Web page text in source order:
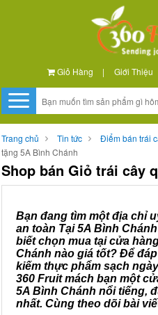
Giỏ Hàng | Giới Thiệu
Trang chủ Tin tức Điểm bán trái
tặng 5A Bình Chánh
Shop bán Giỏ trái cây
Bạn đang tìm một địa chỉ
an toàn Tại 5A Bình
biết chọn mua tại cửa
Chánh nào giá tốt? Để
kiếm thực phẩm sạch
360 Fruit mách bạn một
5A Bình Chánh nổi tiếng,
nhất. Cùng theo dõi bài